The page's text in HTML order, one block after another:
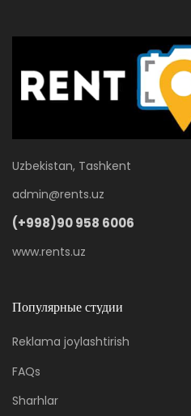
Uzbekistan, Tashkent
admin@rents.uz
(+998)90 958 6006
www.rents.uz
Популярные студии
Reklama joylashtirish
FAQs
Sharhlar